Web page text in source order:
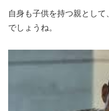
自身も子供を持つ親とし
でしょうね。